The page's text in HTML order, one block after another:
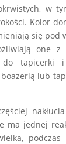
w
Kolor
się pod
one z
do
lub
ma jednej